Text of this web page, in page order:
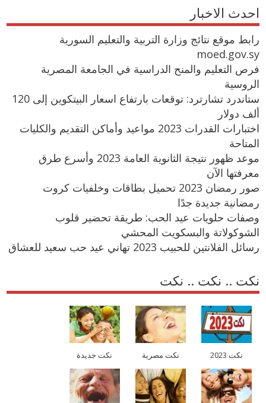
احدث الاخبار
رابط موقع نتائج وزارة التربية والتعليم السورية
moed.gov.sy
فرص التعليم والمنح الدراسية في الجامعة المصرية
الروسية
ستاندرد تشارترد: توقعات بارتفاع اسعار البيتكوين إلى 120
ألف دولار
اختبارات القدرات 2023 مواعيد وأماكن التقديم والكليات
المتاحة
موعد ظهور نتيجة الثانوية العامة 2023 وأسرع طرق
معرفتها الآن
صور رمضان 2023 تحميل بطاقات وخلفيات كروت
رمضانية جديدة جدًا
وصفات حلويات عيد الحب: طريقة تحضير قلوب
الشوكولاتة والبسكويت المحشي
رسائل الفلانتين للحبيب 2023 تهاني عيد حب سعيد للعشاق
نكت .. نكت .. نكت
نكت 2023 نكت مصرية نكت جديدة